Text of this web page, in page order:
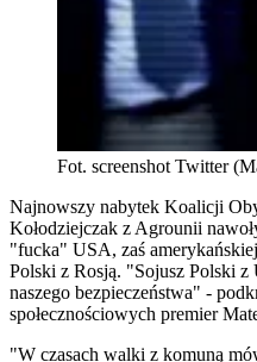
Fot. screenshot Twitter
Najnowszy nabytek Koalicji
Kołodziejczak z Agrounii
"fucka" USA, zaś amerykańskiej
Polski z Rosją. "Sojusz Polski z
naszego bezpieczeństwa" -
społecznościowych premier
"W czasach walki z komuną